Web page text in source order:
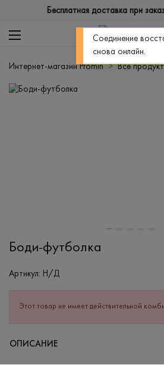
Бесплатная доставка при
Интернет-магазин Promin Все
Боди-футболка
Артикул: Н/Д
Этот товар не имеет действительной
ОПИСАНИЕ
Соединение
снова онлайн.